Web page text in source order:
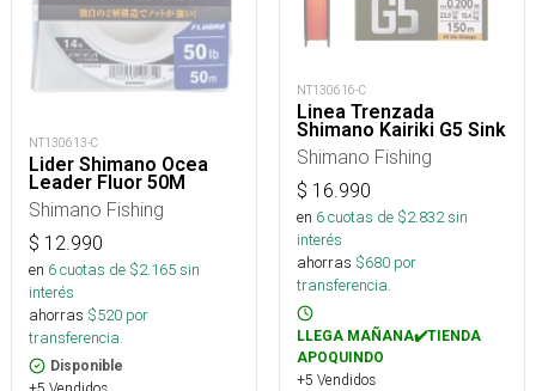
NT130613-C
Lider Shimano Ocea
Leader Fluor 50M
Shimano Fishing
$ 12.990
en 6cuotas de $2.165sin
interés
ahorras $520 por
transferencia.
Disponible
NT130616-C
Linea Trenzada
Shimano Kairiki G5 Sink
Shimano Fishing
$ 16.990
en 6cuotas de $2.832sin
interés
ahorras $680 por
transferencia.
LLEGA MAÑANA✔️TIENDA
APOQUINDO
+5 Vendidos